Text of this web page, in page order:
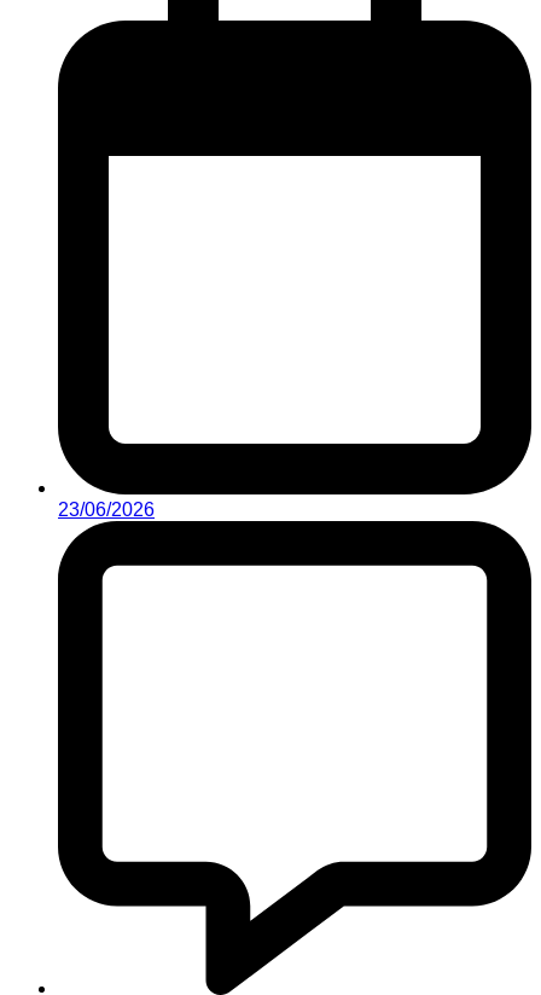
23/06/2026